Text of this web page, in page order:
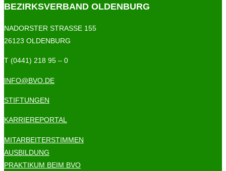
BEZIRKSVERBAND OLDENBURG
NADORSTER STRASSE 155
26123 OLDENBURG
T (0441) 218 95 – 0
INFO@BVO.DE
STIFTUNGEN
KARRIEREPORTAL
MITARBEITERSTIMMEN
AUSBILDUNG
PRAKTIKUM BEIM BVO